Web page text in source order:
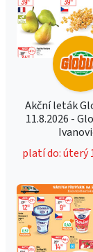
Akční leták
11.8.2026 -
platí do: úterý